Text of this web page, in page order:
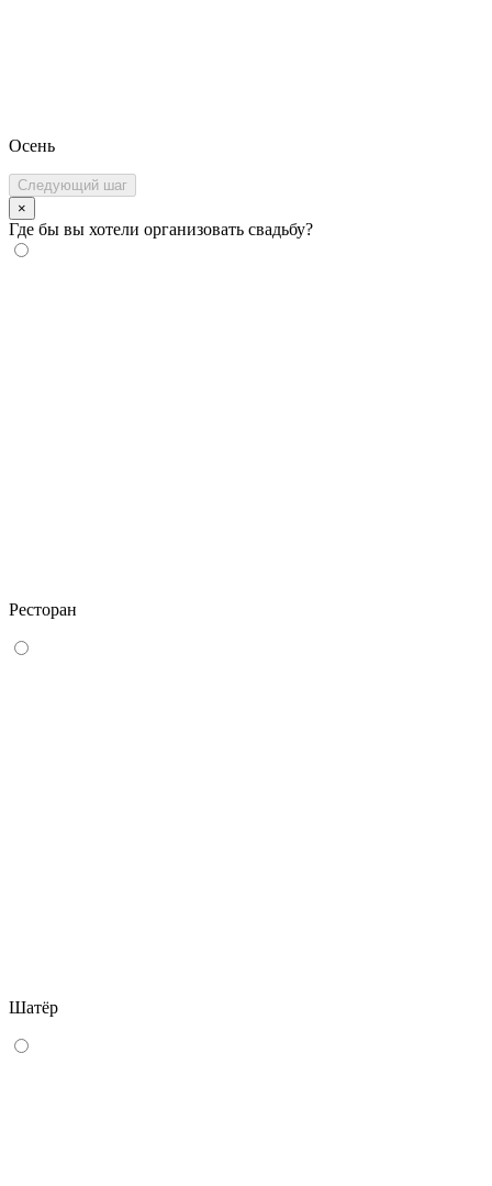
Осень
Следующий шаг
×
Где бы вы хотели организовать свадьбу?
Ресторан
Шатёр